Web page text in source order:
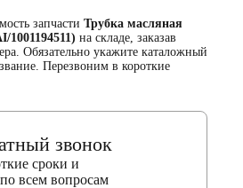
запчасти Трубка масляная
на складе, заказав
Обязательно укажите каталожный
Перезвоним в короткие
звонок
сроки и
всем вопросам